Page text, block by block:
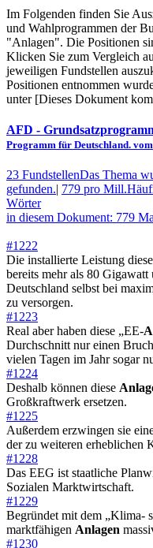
Im Folgenden finden Sie
und Wahl­program­men der
"Anlagen". Die Posi­tionen
Klicken Sie zum Vergleich
jeweiligen Fundstellen
Posi­tionen entnommen
unter [Dieses Dokument
AFD -
Programm für Deutschland.
23 FundstellenDas Thema
gefunden.| 779 pro Mill.
Wörter
in diesem Dokument: 779
#1222
Die installierte Leistung
bereits mehr als 80 Gigawatt
Deutschland selbst bei
zu versorgen.
#1223
Real aber haben diese „EE-
Durchschnitt nur einen
vielen Tagen im Jahr sogar
#1224
Deshalb können diese
Großkraftwerk ersetzen.
#1225
Außerdem erzwingen sie
der zu weiteren erheblichen
#1228
Das EEG ist staatliche
Sozialen Marktwirtschaft.
#1229
Begründet mit dem „Klima-
marktfähigen Anlagen
#1230